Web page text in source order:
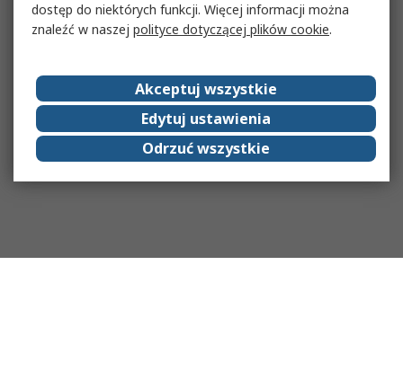
dostęp do niektórych funkcji. Więcej informacji można
znaleźć w naszej polityce dotyczącej plików cookie.
Akceptuj wszystkie
Edytuj ustawienia
Odrzuć wszystkie